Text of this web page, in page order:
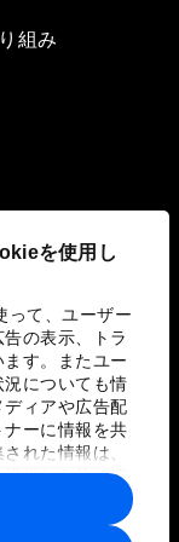
を使用し
って、ユーザー
の表示、トラ
す。またユー
についても情
ィアや広告配
ーに情報を共
れた情報は、
提供した他の情
を使用した際
わされ、各パー
組み